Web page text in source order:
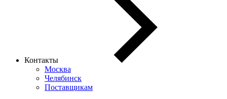
Контакты
Москва
Челябинск
Поставщикам